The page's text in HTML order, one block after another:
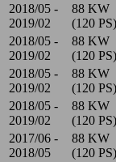
2018/05 -
2019/02
88 KW
(120 PS)
2018/05 -
2019/02
88 KW
(120 PS)
2018/05 -
2019/02
88 KW
(120 PS)
2018/05 -
2019/02
88 KW
(120 PS)
2017/06 -
2018/05
88 KW
(120 PS)